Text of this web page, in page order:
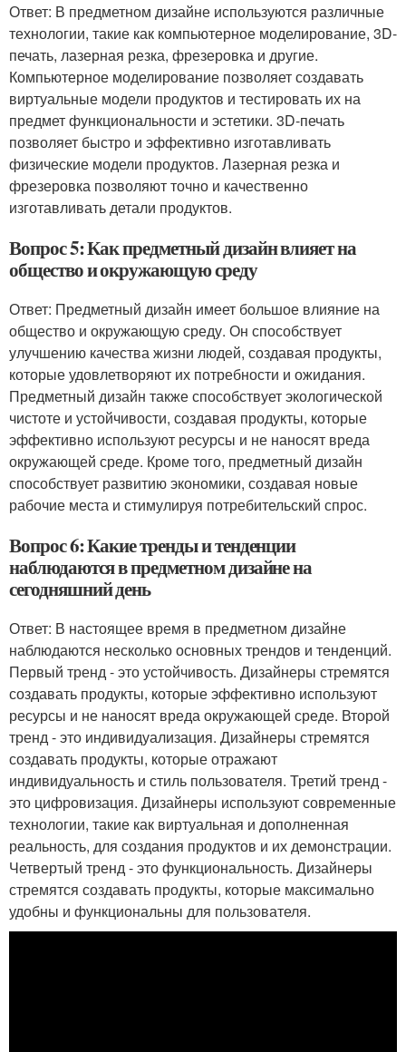
Ответ: В предметном дизайне используются различные
технологии, такие как компьютерное моделирование, 3D-
печать, лазерная резка, фрезеровка и другие.
Компьютерное моделирование позволяет создавать
виртуальные модели продуктов и тестировать их на
предмет функциональности и эстетики. 3D-печать
позволяет быстро и эффективно изготавливать
физические модели продуктов. Лазерная резка и
фрезеровка позволяют точно и качественно
изготавливать детали продуктов.
Вопрос 5: Как предметный дизайн влияет на
общество и окружающую среду
Ответ: Предметный дизайн имеет большое влияние на
общество и окружающую среду. Он способствует
улучшению качества жизни людей, создавая продукты,
которые удовлетворяют их потребности и ожидания.
Предметный дизайн также способствует экологической
чистоте и устойчивости, создавая продукты, которые
эффективно используют ресурсы и не наносят вреда
окружающей среде. Кроме того, предметный дизайн
способствует развитию экономики, создавая новые
рабочие места и стимулируя потребительский спрос.
Вопрос 6: Какие тренды и тенденции
наблюдаются в предметном дизайне на
сегодняшний день
Ответ: В настоящее время в предметном дизайне
наблюдаются несколько основных трендов и тенденций.
Первый тренд - это устойчивость. Дизайнеры стремятся
создавать продукты, которые эффективно используют
ресурсы и не наносят вреда окружающей среде. Второй
тренд - это индивидуализация. Дизайнеры стремятся
создавать продукты, которые отражают
индивидуальность и стиль пользователя. Третий тренд -
это цифровизация. Дизайнеры используют современные
технологии, такие как виртуальная и дополненная
реальность, для создания продуктов и их демонстрации.
Четвертый тренд - это функциональность. Дизайнеры
стремятся создавать продукты, которые максимально
удобны и функциональны для пользователя.